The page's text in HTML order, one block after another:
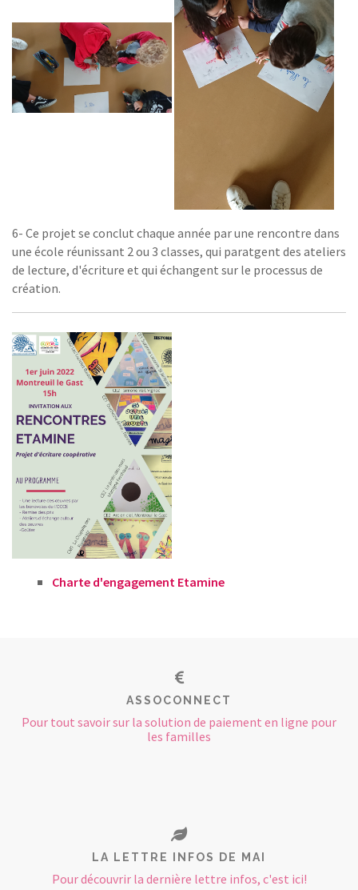
6- Ce projet se conclut chaque année par une rencontre dans
une école réunissant 2 ou 3 classes, qui paratgent des ateliers
de lecture, d'écriture et qui échangent sur le processus de
création.
Charte d'engagement Etamine
ASSOCONNECT
Pour tout savoir sur la solution de paiement en ligne pour
les familles
LA LETTRE INFOS DE MAI
Pour découvrir la dernière lettre infos, c'est ici!